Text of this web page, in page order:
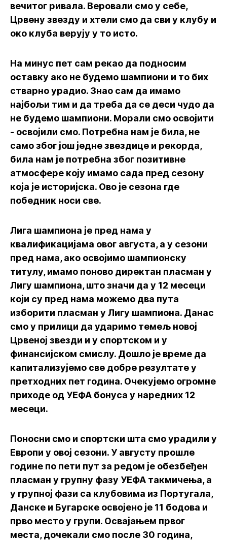
вечитог ривала. Веровали смо у себе,
Црвену звезду и хтели смо да сви у клубу и
око клуба верују у то исто.
На минус пет сам рекао да подносим
оставку ако не будемо шампиони и то бих
стварно урадио. Знао сам да имамо
најбољи тим и да треба да се деси чудо да
не будемо шампиони. Морали смо освојити
- освојили смо. Потребна нам је била, не
само због још једне звездице и рекорда,
била нам је потребна због позитивне
атмосфере коју имамо сада пред сезону
која је историјска. Ово је сезона где
победник носи све.
Лига шампиона је пред нама у
квалификацијама овог августа, а у сезони
пред нама, ако освојимо шампионску
титулу, имамо поново директан пласман у
Лигу шампиона, што значи да у 12 месеци
који су пред нама можемо два пута
изборити пласман у Лигу шампиона. Данас
смо у прилици да ударимо темељ новој
Црвеној звезди и у спортском и у
финансијском смислу. Дошло је време да
капитализујемо све добре резултате у
претходних пет година. Очекујемо огромне
приходе од УЕФА бонуса у наредних 12
месеци.
Поносни смо и спортски шта смо урадили у
Европи у овој сезони. У августу прошле
године по пети пут за редом је обезбеђен
пласман у групну фазу УЕФА такмичења, а
у групној фази са клубовима из Португала,
Данске и Бугарске освојено је 11 бодова и
прво место у групи. Освајањем првог
места, дочекали смо после 30 година,